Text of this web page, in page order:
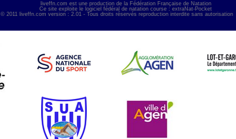
liveffn.com est une production de la Fédération Française de Natation
Ce site exploite le logiciel fédéral de natation course : extraNat-Pocket
© 2011 liveffn.com version : 2.01 - Tous droits réservés reproduction interdite sans autorisation